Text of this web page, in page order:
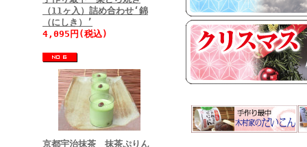
（11ヶ入）詰め合わせ‘錦
（にしき）’
4,095円(税込)
京都宇治抹茶 抹茶ぷりん